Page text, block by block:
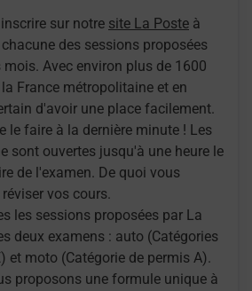
sur notre site La Poste à
des sessions proposées
Avec environ plus de 1600
France métropolitaine et en
d'avoir une place facilement.
le faire à la dernière minute ! Les
sont ouvertes jusqu'à une heure le
de l'examen. De quoi vous
vos cours.
les sessions proposées par La
deux examens : auto (Catégories
et moto (Catégorie de permis A).
proposons une formule unique à